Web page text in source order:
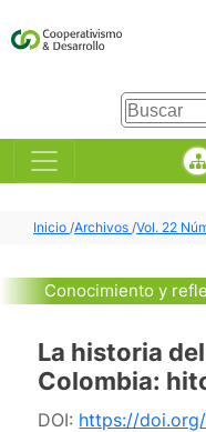
Inicio /Archivos /Vol. 22
Conocimiento y
La historia
Colombia:
DOI: https://